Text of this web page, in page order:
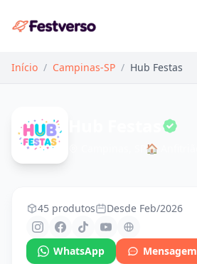
Pegue e Monte
Festa na mesa
Mesas e cadeiras
Buffet
DJ
Início / Campinas-SP / Hub Festas
🏠
45 produtos Desde Feb/2026
WhatsApp Mensagem